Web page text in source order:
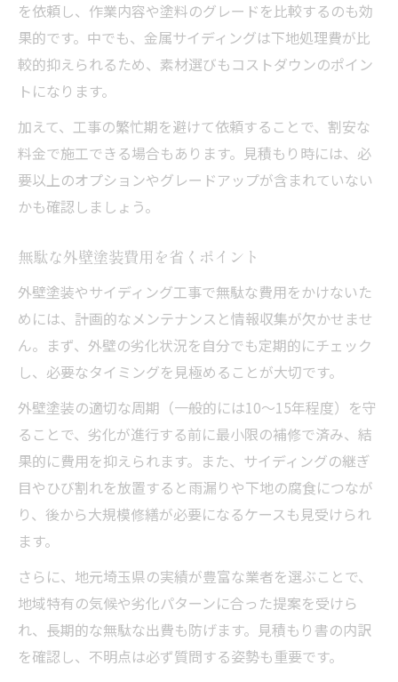
を依頼し、作業内容や塗料のグレードを比較するのも効
果的です。中でも、金属サイディングは下地処理費が比
較的抑えられるため、素材選びもコストダウンのポイン
トになります。
加えて、工事の繁忙期を避けて依頼することで、割安な
料金で施工できる場合もあります。見積もり時には、必
要以上のオプションやグレードアップが含まれていない
かも確認しましょう。
無駄な外壁塗装費用を省くポイント
外壁塗装やサイディング工事で無駄な費用をかけないた
めには、計画的なメンテナンスと情報収集が欠かせませ
ん。まず、外壁の劣化状況を自分でも定期的にチェック
し、必要なタイミングを見極めることが大切です。
外壁塗装の適切な周期（一般的には10～15年程度）を守
ることで、劣化が進行する前に最小限の補修で済み、結
果的に費用を抑えられます。また、サイディングの継ぎ
目やひび割れを放置すると雨漏りや下地の腐食につなが
り、後から大規模修繕が必要になるケースも見受けられ
ます。
さらに、地元埼玉県の実績が豊富な業者を選ぶことで、
地域特有の気候や劣化パターンに合った提案を受けら
れ、長期的な無駄な出費も防げます。見積もり書の内訳
を確認し、不明点は必ず質問する姿勢も重要です。